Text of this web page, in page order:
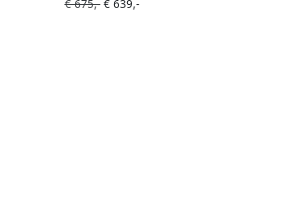
Energielabel A Iron Assist: vermindert
€ 675,-€ 639,-